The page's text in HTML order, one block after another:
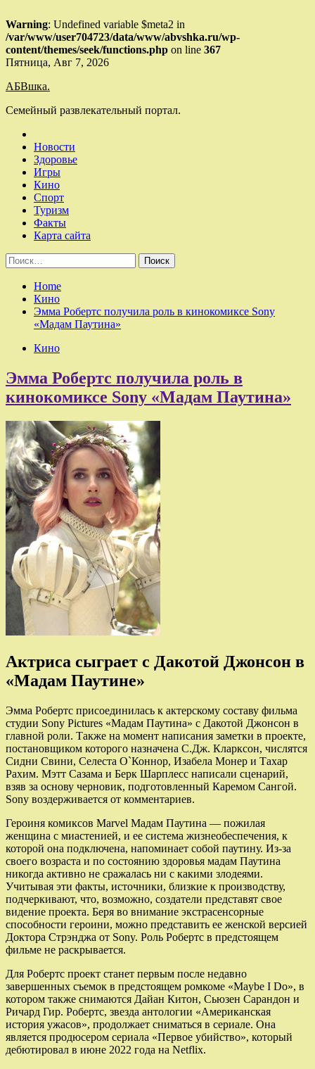
Warning: Undefined variable $meta2 in
/var/www/user704723/data/www/abvshka.ru/wp-
content/themes/seek/functions.php on line 367
Skip
content
Пятница, Авг 7, 2026
АБВшка.
Семейный развлекательный портал.
Новости
Здоровье
Игры
Кино
Спорт
Туризм
Факты
Карта сайта
Найти:
Home
Кино
Эмма Робертс получила роль в кинокомиксе Sony
«Мадам Паутина»
Кино
Эмма Робертс получила роль в
кинокомиксе Sony «Мадам Паутина»
Актриса сыграет с Дакотой Джонсон в
«Мадам Паутине»
Эмма Робертс присоединилась к актерскому составу фильма
студии Sony Pictures «Мадам Паутина» с Дакотой Джонсон в
главной роли. Также на момент написания заметки в проекте,
постановщиком которого назначена С.Дж. Кларксон, числятся
Сидни Свини, Селеста О`Коннор, Изабела Монер и Тахар
Рахим. Мэтт Сазама и Берк Шарплесс написали сценарий,
взяв за основу черновик, подготовленный Каремом Сангой.
Sony воздерживается от комментариев.
Героиня комиксов Marvel Мадам Паутина — пожилая
женщина с миастенией, и ее система жизнеобеспечения, к
которой она подключена, напоминает собой паутину. Из-за
своего возраста и по состоянию здоровья мадам Паутина
никогда активно не сражалась ни с какими злодеями.
Учитывая эти факты, источники, близкие к производству,
подчеркивают, что, возможно, создатели представят свое
видение проекта. Беря во внимание экстрасенсорные
способности героини, можно представить ее женской версией
Доктора Стрэнджа от Sony. Роль Робертс в предстоящем
фильме не раскрывается.
Для Робертс проект станет первым после недавно
завершенных съемок в предстоящем ромкоме «Maybe I Do», в
котором также снимаются Дайан Китон, Сьюзен Сарандон и
Ричард Гир. Робертс, звезда антологии «Американская
история ужасов», продолжает сниматься в сериале. Она
является продюсером сериала «Первое убийство», который
дебютировал в июне 2022 года на Netflix.